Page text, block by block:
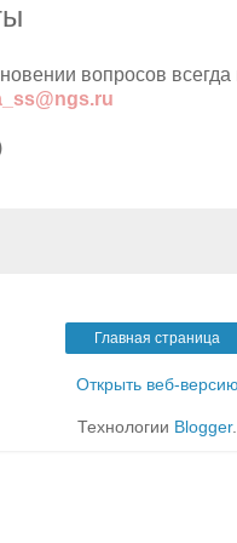
вопросов
Главная страница
Открыть веб-версию
Технологии Blogger.